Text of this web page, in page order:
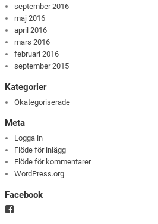
september 2016
maj 2016
april 2016
mars 2016
februari 2016
september 2015
Kategorier
Okategoriserade
Meta
Logga in
Flöde för inlägg
Flöde för kommentarer
WordPress.org
Facebook